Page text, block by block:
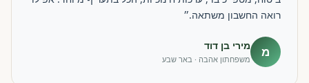
רואה החשבון משתאה.״
מ מירי בן דוד
משפחתון אהבה · באר שבע